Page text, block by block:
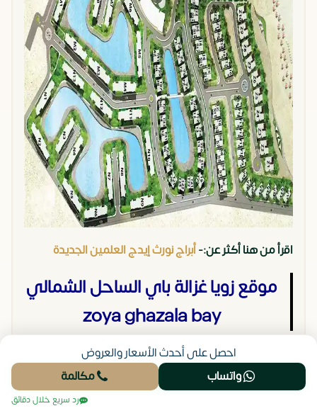
اقرأ من هنا أكثر عن:-أبراج نورث إيدج العلمين الجديدة
موقع زويا غزالة باي الساحل الشمالي
zoya ghazala bay
تتمتع مشروعات شركة لاند مارك صبور العقارية بالموقع
الاستراتيجي المتميز دائماً في مختلف أنحاء مصر ولم يقتصر
الأمر على المشروعات السابقة للشركة فقط إنما أعلنت شركة
احصل على أحدث الأسعار والعروض
واتساب
مكالمة
رد سريع خلال دقائق